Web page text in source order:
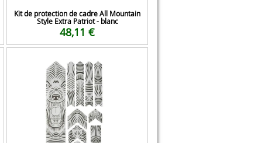
Kit de protection de cadre All Mountain
Style Extra Patriot - blanc
48,11 €